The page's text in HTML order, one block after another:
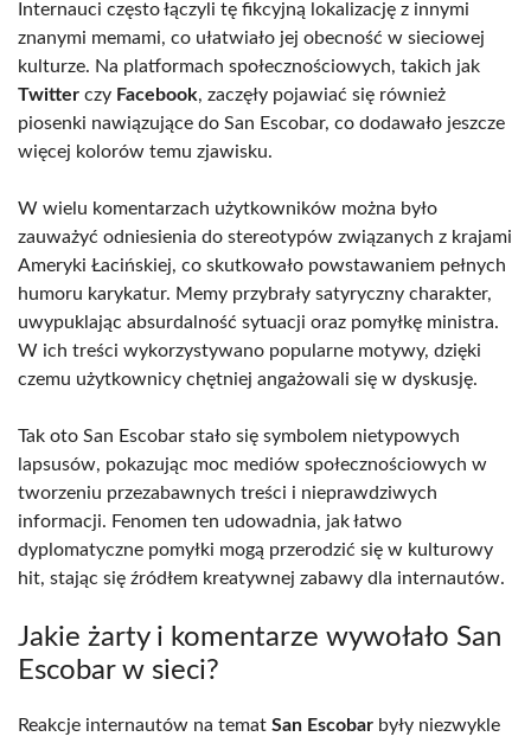
Internauci często łączyli tę fikcyjną lokalizację z innymi
znanymi memami, co ułatwiało jej obecność w sieciowej
kulturze. Na platformach społecznościowych, takich jak
Twitter czy Facebook, zaczęły pojawiać się również
piosenki nawiązujące do San Escobar, co dodawało jeszcze
więcej kolorów temu zjawisku.
W wielu komentarzach użytkowników można było
zauważyć odniesienia do stereotypów związanych z krajami
Ameryki Łacińskiej, co skutkowało powstawaniem pełnych
humoru karykatur. Memy przybrały satyryczny charakter,
uwypuklając absurdalność sytuacji oraz pomyłkę ministra.
W ich treści wykorzystywano popularne motywy, dzięki
czemu użytkownicy chętniej angażowali się w dyskusję.
Tak oto San Escobar stało się symbolem nietypowych
lapsusów, pokazując moc mediów społecznościowych w
tworzeniu przezabawnych treści i nieprawdziwych
informacji. Fenomen ten udowadnia, jak łatwo
dyplomatyczne pomyłki mogą przerodzić się w kulturowy
hit, stając się źródłem kreatywnej zabawy dla internautów.
Jakie żarty i komentarze wywołało San
Escobar w sieci?
Reakcje internautów na temat San Escobar były niezwykle